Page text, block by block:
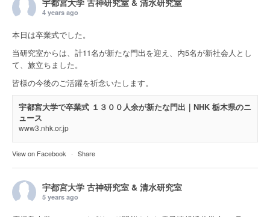
4 years ago
本日は卒業式でした。
当研究室からは、計11名が新たな門出を迎え、内5名が新社会人とし
て、旅立ちました。
皆様の今後のご活躍を祈念いたします。
宇都宮大学で卒業式 １３００人余が新たな門出｜NHK 栃木県のニ
ュース
www3.nhk.or.jp
View on Facebook · Share
宇都宮大学 古神研究室 & 清水研究室
5 years ago